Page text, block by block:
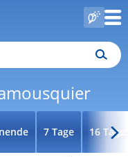
7 Tage 16 Tage